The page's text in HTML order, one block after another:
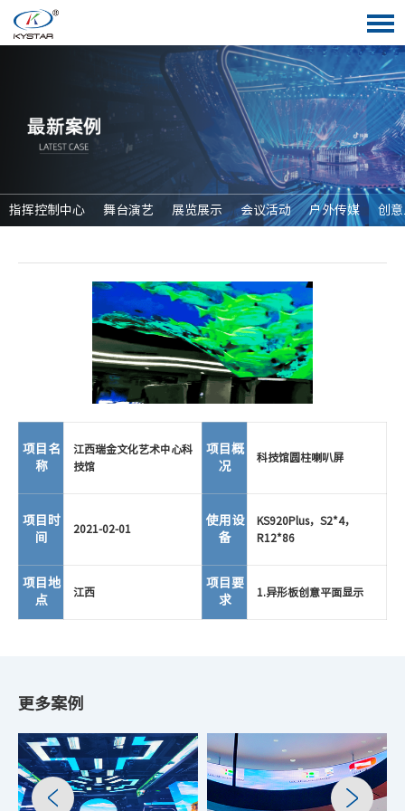
指挥控制中心 舞台演艺 展览展示 会议活动 户外传媒 创
项目名
称
江西瑞金文化艺术中心科
技馆
项目概
况
科技馆圆柱喇叭屏
项目时
间
2021-02-01
使用设
备
KS920Plus，S2*4，
R12*86
项目地
点
江西
项目要
求
1.异形板创意平面显示
更多案例